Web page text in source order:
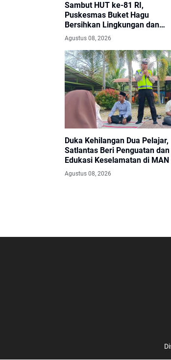
Sambut HUT ke-81 RI,
Puskesmas Buket Hagu
Bersihkan Lingkungan dan
Pasang Bendera Merah Putih
Agustus 08, 2026
Duka Kehilangan Dua Pelajar,
Satlantas Beri Penguatan dan
Edukasi Keselamatan di MAN
Aceh Utara
Agustus 08, 2026